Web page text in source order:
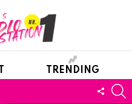
TRENDING